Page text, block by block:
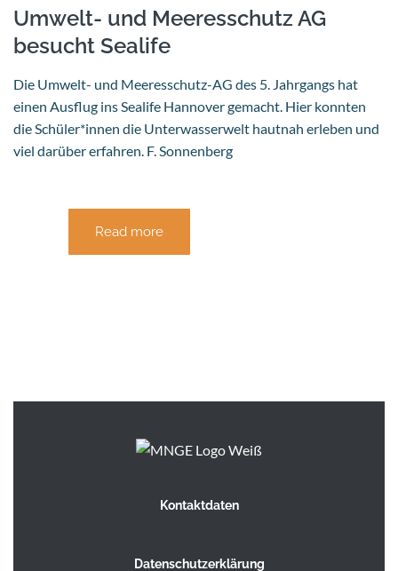
Umwelt- und Meeresschutz AG
besucht Sealife
Die Umwelt- und Meeresschutz-AG des 5. Jahrgangs hat
einen Ausflug ins Sealife Hannover gemacht. Hier konnten
die Schüler*innen die Unterwasserwelt hautnah erleben und
viel darüber erfahren. F. Sonnenberg
Read more
Kontaktdaten
Datenschutzerklärung